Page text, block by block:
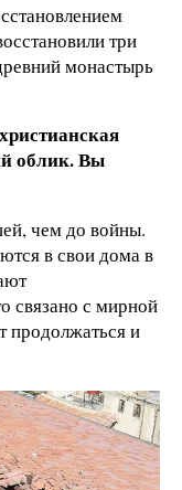
три
монастырь
облик. Вы
чем до войны.
в свои дома в
связано с мирной
продолжаться и